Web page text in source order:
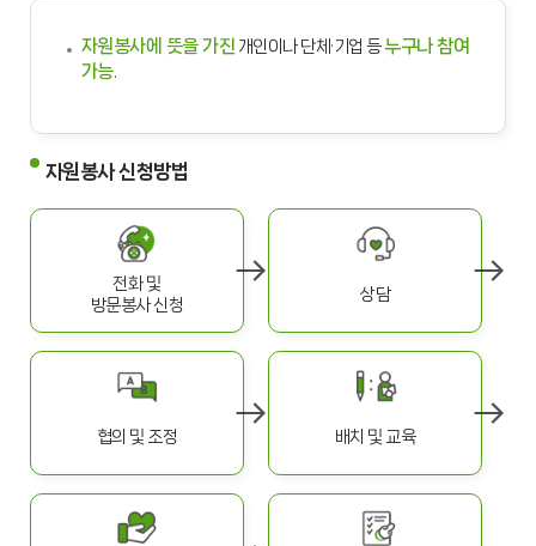
자원봉사에 뜻을 가진 개인이나 단체·기업 등누구나 참여
가능.
자원봉사 신청방법
전화 및
방문봉사 신청
상담
협의 및 조정 배치 및 교육